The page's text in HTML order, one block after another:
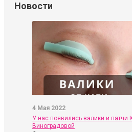
Новости
4 Мая 2022
У нас появились валики и патчи
Виноградовой